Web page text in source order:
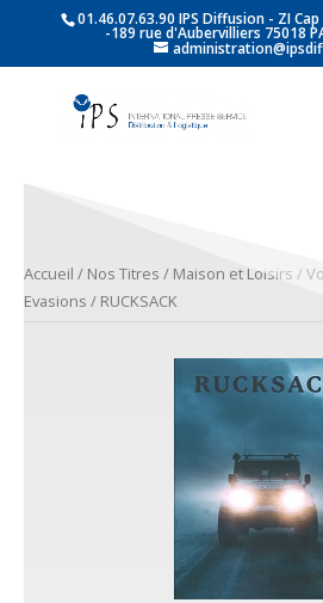
01.46.07.63.90 IPS Diffusion - ZI
-189 rue d'Aubervilliers 75018
Accueil / Nos Titres / Maison et Loisirs /
Evasions / RUCKSACK